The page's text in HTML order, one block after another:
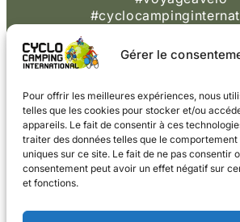
Gérer le
Pour offrir les meilleures expériences, nous
telles que les cookies pour stocker et/ou
appareils. Le fait de consentir à ces
traiter des données telles que le
uniques sur ce site. Le fait de ne pas consentir
consentement peut avoir un effet négatif sur
et fonctions.
© 2026 Cyclo